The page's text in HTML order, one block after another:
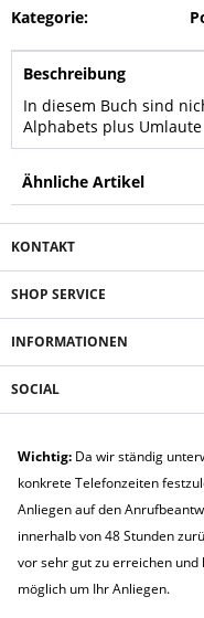
Kategorie:
Beschreibung
In diesem Buch sind
Alphabets plus
Ähnliche Artikel
KONTAKT
SHOP SERVICE
INFORMATIONEN
SOCIAL
Wichtig: Da wir ständig
konkrete Telefonzeiten
Anliegen auf den
innerhalb von 48 Stunden
vor sehr gut zu erreichen und
möglich um Ihr Anliegen.